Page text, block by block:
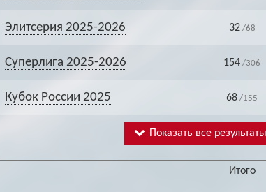
Элитсерия 2025-2026 32/68
Суперлига 2025-2026 154 /306
Кубок России 2025 68 /155
Показать все
Итого